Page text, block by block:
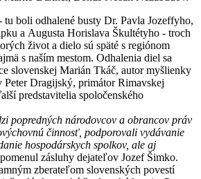
boli odhalené busty Dr. Pavla Jozeffyho,
a Augusta Horislava Škultétyho - troch
život a dielo sú späté s regiónom
s naším mestom. Odhalenia diel sa
slovenskej Marián Tkáč, autor myšlienky
Dragijský, primátor Rimavskej
predstavitelia spoločenského
popredných národovcov a obrancov práv
činnosť, podporovali vydávanie
hospodárskych spolkov, ale aj
zásluhy dejateľov Jozef Šimko.
zberateľom slovenských povestí